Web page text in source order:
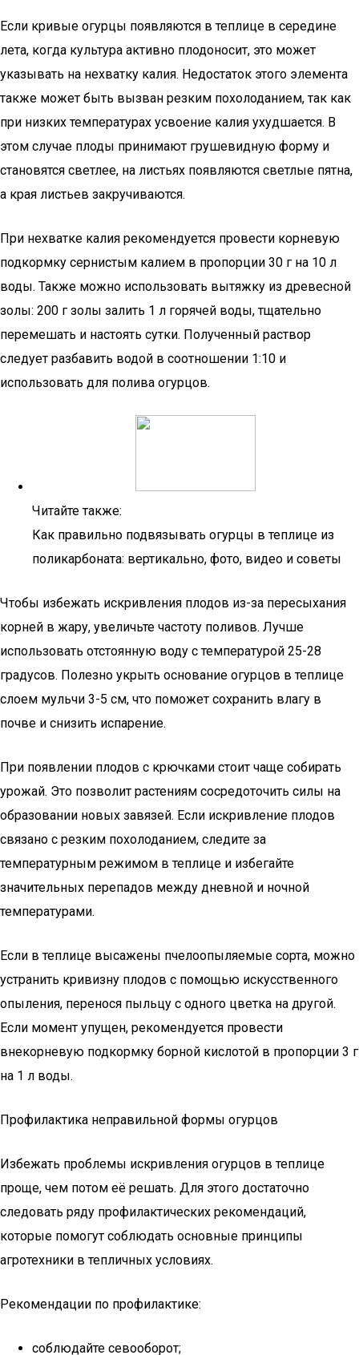
Если кривые огурцы появляются в теплице в середине
лета, когда культура активно плодоносит, это может
указывать на нехватку калия. Недостаток этого элемента
также может быть вызван резким похолоданием, так как
при низких температурах усвоение калия ухудшается. В
этом случае плоды принимают грушевидную форму и
становятся светлее, на листьях появляются светлые пятна,
а края листьев закручиваются.
При нехватке калия рекомендуется провести корневую
подкормку сернистым калием в пропорции 30 г на 10 л
воды. Также можно использовать вытяжку из древесной
золы: 200 г золы залить 1 л горячей воды, тщательно
перемешать и настоять сутки. Полученный раствор
следует разбавить водой в соотношении 1:10 и
использовать для полива огурцов.
Читайте также:
Как правильно подвязывать огурцы в теплице из
поликарбоната: вертикально, фото, видео и советы
Чтобы избежать искривления плодов из-за пересыхания
корней в жару, увеличьте частоту поливов. Лучше
использовать отстоянную воду с температурой 25-28
градусов. Полезно укрыть основание огурцов в теплице
слоем мульчи 3-5 см, что поможет сохранить влагу в
почве и снизить испарение.
При появлении плодов с крючками стоит чаще собирать
урожай. Это позволит растениям сосредоточить силы на
образовании новых завязей. Если искривление плодов
связано с резким похолоданием, следите за
температурным режимом в теплице и избегайте
значительных перепадов между дневной и ночной
температурами.
Если в теплице высажены пчелоопыляемые сорта, можно
устранить кривизну плодов с помощью искусственного
опыления, перенося пыльцу с одного цветка на другой.
Если момент упущен, рекомендуется провести
внекорневую подкормку борной кислотой в пропорции 3 г
на 1 л воды.
Профилактика неправильной формы огурцов
Избежать проблемы искривления огурцов в теплице
проще, чем потом её решать. Для этого достаточно
следовать ряду профилактических рекомендаций,
которые помогут соблюдать основные принципы
агротехники в тепличных условиях.
Рекомендации по профилактике:
соблюдайте севооборот;